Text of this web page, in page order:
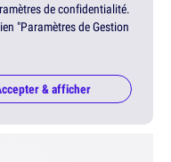
de confidentialité.
"Paramètres de Gestion
& afficher